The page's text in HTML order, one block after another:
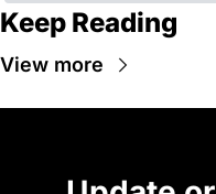
Keep Reading
View more